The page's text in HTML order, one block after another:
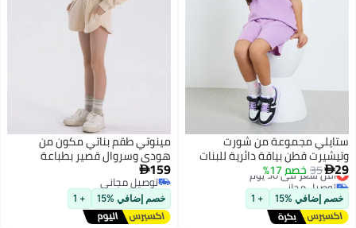
2
ستايلي مجموعة من شورت
وتيشيرت قطن بياقة دائرية للبنات
29
35خصم 17%
أقل سعر في 30 يوم
توصيل مجاني
أقل سعر في 30 يوم
خصم إضافي %15 + 1
مينوتي طقم بناتي مكون من
هودي وسروال قصير بطباعة
وسحاب أمامي
159
توصيل مجاني
توصيل مجاني
خصم إضافي %15 + 1